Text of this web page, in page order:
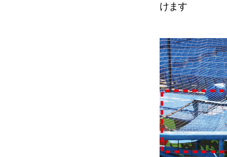
けます